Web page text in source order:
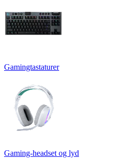
Gamingtastaturer
Gaming-headset og lyd